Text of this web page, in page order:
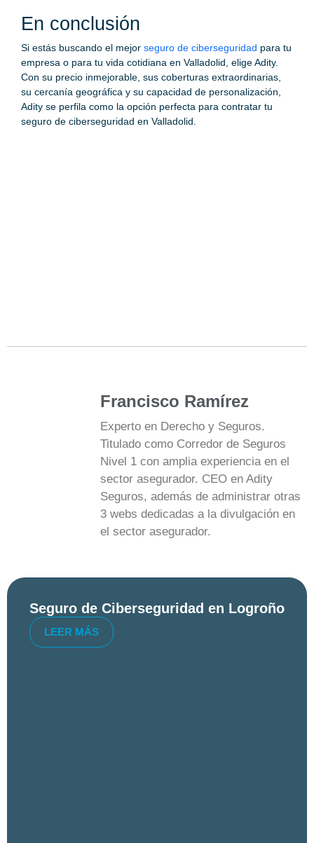
En conclusión
Si estás buscando el mejor seguro de ciberseguridad para tu
empresa o para tu vida cotidiana en Valladolid, elige Adity.
Con su precio inmejorable, sus coberturas extraordinarias,
su cercanía geográfica y su capacidad de personalización,
Adity se perfila como la opción perfecta para contratar tu
seguro de ciberseguridad en Valladolid.
Francisco Ramírez
Experto en Derecho y Seguros.
Titulado como Corredor de Seguros
Nivel 1 con amplia experiencia en el
sector asegurador. CEO en Adity
Seguros, además de administrar otras
3 webs dedicadas a la divulgación en
el sector asegurador.
Seguro de Ciberseguridad en Logroño
LEER MÁS